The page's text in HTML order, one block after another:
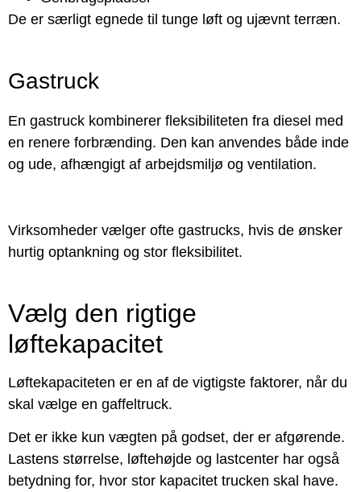
De er særligt egnede til tunge løft og ujævnt terræn.
Gastruck
En gastruck kombinerer fleksibiliteten fra diesel med
en renere forbrænding. Den kan anvendes både inde
og ude, afhængigt af arbejdsmiljø og ventilation.
Virksomheder vælger ofte gastrucks, hvis de ønsker
hurtig optankning og stor fleksibilitet.
Vælg den rigtige
løftekapacitet
Løftekapaciteten er en af de vigtigste faktorer, når du
skal vælge en gaffeltruck.
Det er ikke kun vægten på godset, der er afgørende.
Lastens størrelse, løftehøjde og lastcenter har også
betydning for, hvor stor kapacitet trucken skal have.